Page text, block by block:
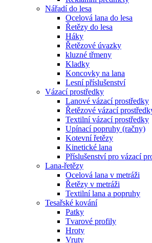
Nářadí do lesa
Ocelová lana do lesa
Řetězy do lesa
Háky
Řetězové úvazky
kluzné třmeny
Kladky
Koncovky na lana
Lesní příslušenství
Vázací prostředky
Lanové vázací prostředky
Řetězové vázací
Textilní vázací prostředky
Upínací popruhy (račny)
Kotevní řetězy
Kinetické lana
Příslušenství pro vázací
Lana-řetězy
Ocelová lana v metráži
Řetězy v metráži
Textilní lana a popruhy
Tesařské kování
Patky
Tvarové profily
Hroty
Vruty